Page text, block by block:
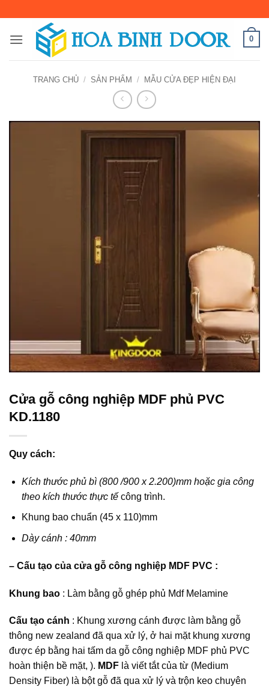
nội
0
TRANG CHỦ / SẢN PHẨM / MẪU CỬA ĐẸP HIỆN ĐẠI
Cửa gỗ công nghiệp MDF phủ PVC
KD.1180
Quy cách:
Kích thước phủ bì (800 /900 x 2.200)mm hoặc gia công
theo kích thước thực tế công trình.
Khung bao chuẩn (45 x 110)mm
Dày cánh : 40mm
– Cấu tạo của cửa gỗ công nghiệp MDF PVC :
Khung bao : Làm bằng gỗ ghép phủ Mdf Melamine
Cấu tạo cánh : Khung xương cánh được làm bằng gỗ
thông new zealand đã qua xử lý, ở hai mặt khung xương
được ép bằng hai tấm da gỗ công nghiệp MDF phủ PVC
hoàn thiện bề mặt, ). MDF là viết tắt của từ (Medium
Density Fiber) là bột gỗ đã qua xử lý và trộn keo chuyên